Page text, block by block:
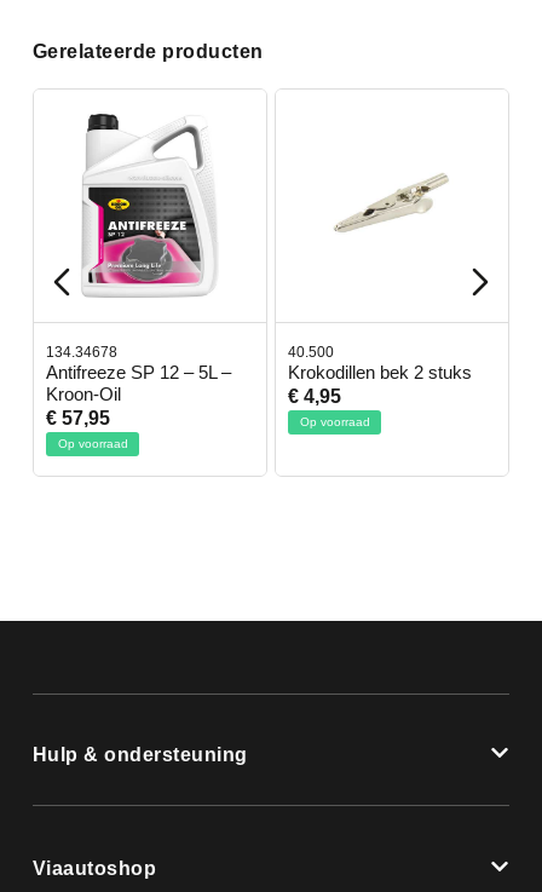
Gerelateerde producten
134.34678
Antifreeze SP 12 – 5L –
Kroon-Oil
€ 57,95
Op voorraad
40.500
Krokodillen bek 2 stuks
€ 4,95
Op voorraad
Hulp & ondersteuning
Viaautoshop